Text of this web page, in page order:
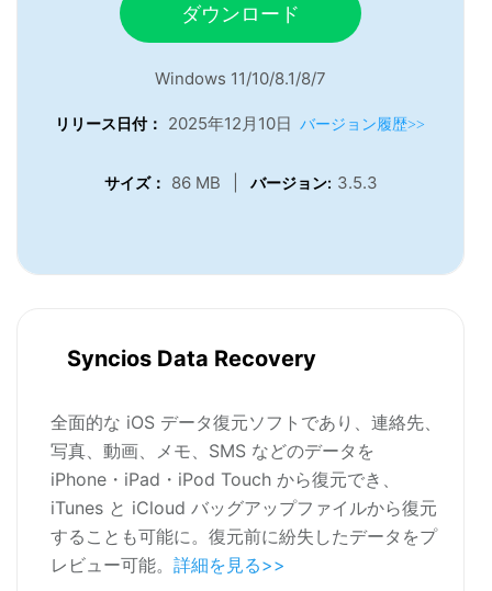
ダウンロード
Windows 11/10/8.1/8/7
リリース日付： 2025年12月10日 バージョン履歴>>
サイズ： 86 MB バージョン: 3.5.3
Syncios Data Recovery
全面的な iOS データ復元ソフトであり、連絡先、
写真、動画、メモ、SMS などのデータを
iPhone・iPad・iPod Touch から復元でき、
iTunes と iCloud バッグアップファイルから復元
することも可能に。復元前に紛失したデータをプ
レビュー可能。 詳細を見る>>